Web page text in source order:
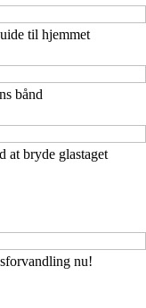
til hjemmet
bånd
at bryde glastaget
nu!